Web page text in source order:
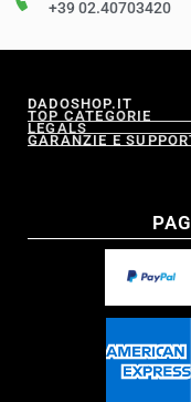
+39 02.40703420
DADOSHOP.IT
TOP CATEGORIE
LEGALS
GARANZIE E